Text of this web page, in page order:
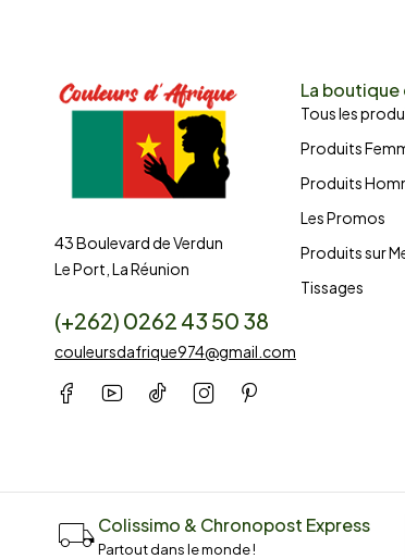
43 Boulevard de Verdun
Le Port, La Réunion
(+262) 0262 43 50 38
couleursdafrique974@gmail.com
La boutique
Tous les
Produits
Produits
Les Promos
Produits sur
Tissages
Colissimo & Chronopost Express
Partout dans le monde !